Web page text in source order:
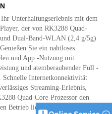
Unterhaltungserlebnis mit dem
der von RK3288 Quad-
und Dual-Band-WLAN (2,4 g/5g)
Sie ein nahtloses
und App -Nutzung mit
und atemberaubender Full -
Internetkonnektivität
Streaming-Erlebnis,
Quad-Core-Prozessor den
Betrieb liefert. Der Full HD